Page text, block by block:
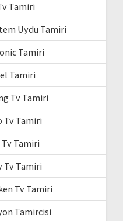
Tamiri
Uydu Tamiri
Tamiri
Tamiri
Tv Tamiri
Tv Tamiri
Tamiri
Tv Tamiri
Tv Tamiri
Tamircisi